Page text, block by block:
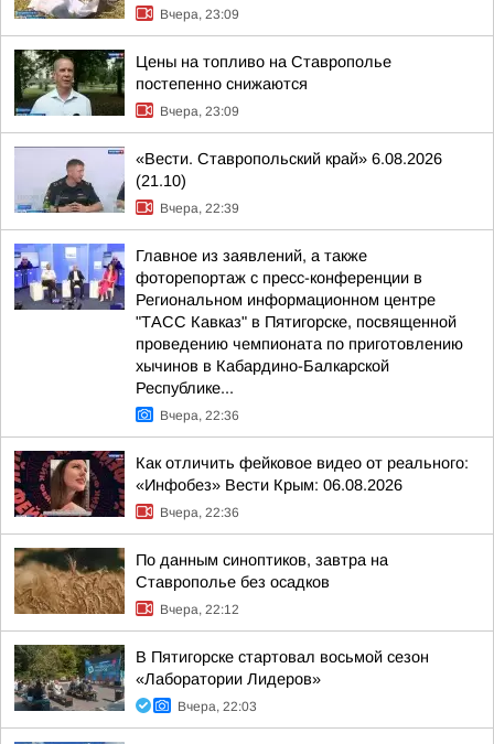
Вчера, 23:09
Цены на топливо на Ставрополье
постепенно снижаются
Вчера, 23:09
«Вести. Ставропольский край» 6.08.2026
(21.10)
Вчера, 22:39
Главное из заявлений, а также
фоторепортаж с пресс-конференции в
Региональном информационном центре
"ТАСС Кавказ" в Пятигорске, посвященной
проведению чемпионата по приготовлению
хычинов в Кабардино-Балкарской
Республике...
Вчера, 22:36
Как отличить фейковое видео от реального:
«Инфобез» Вести Крым: 06.08.2026
Вчера, 22:36
По данным синоптиков, завтра на
Ставрополье без осадков
Вчера, 22:12
В Пятигорске стартовал восьмой сезон
«Лаборатории Лидеров»
Вчера, 22:03